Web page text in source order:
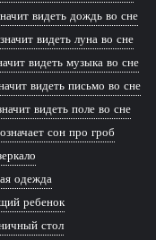
видеть дождь во сне
видеть луна во сне
видеть музыка во сне
видеть письмо во сне
видеть поле во сне
сон про гроб
одежда
ребенок
стол